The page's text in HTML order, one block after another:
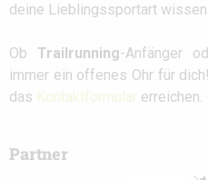
deine Lieblingssportart
Ob Trailrunning-Anfänger
immer ein offenes Ohr für
das Kontaktformular erreichen.
Partner